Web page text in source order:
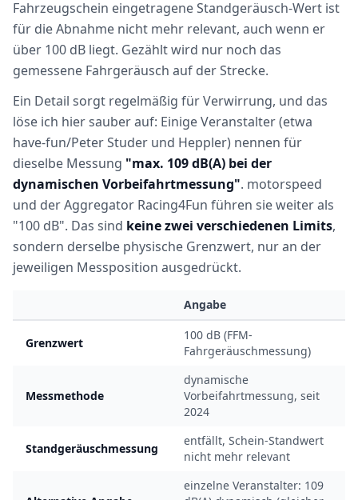
Fahrzeugschein eingetragene Standgeräusch-Wert ist
für die Abnahme nicht mehr relevant, auch wenn er
über 100 dB liegt. Gezählt wird nur noch das
gemessene Fahrgeräusch auf der Strecke.
Ein Detail sorgt regelmäßig für Verwirrung, und das
löse ich hier sauber auf: Einige Veranstalter (etwa
have-fun/Peter Studer und Heppler) nennen für
dieselbe Messung "max. 109 dB(A) bei der
dynamischen Vorbeifahrtmessung". motorspeed
und der Aggregator Racing4Fun führen sie weiter als
"100 dB". Das sind keine zwei verschiedenen Limits,
sondern derselbe physische Grenzwert, nur an der
jeweiligen Messposition ausgedrückt.
Angabe
Grenzwert
100 dB (FFM-
Fahrgeräuschmessung)
Messmethode
dynamische
Vorbeifahrtmessung, seit
2024
Standgeräuschmessung
entfällt, Schein-Standwert
nicht mehr relevant
einzelne Veranstalter: 109